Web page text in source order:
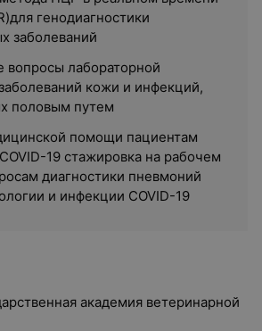
генодиагностики
заболеваний
лабораторной
кожи и инфекций,
половым путем
помощи пациентам
19 стажировка на рабочем
диагностики пневмоний
и инфекции COVID-19
академия ветеринарной